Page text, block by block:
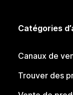
Catégories
Canaux de
Trouver des